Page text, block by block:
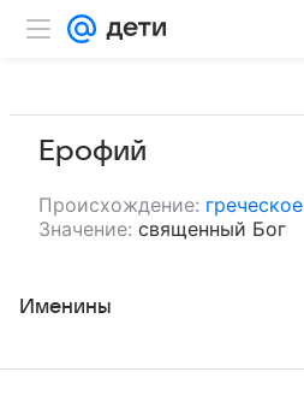
Ерофий
Происхождение: греческое
Значение: священный Бог
Именины